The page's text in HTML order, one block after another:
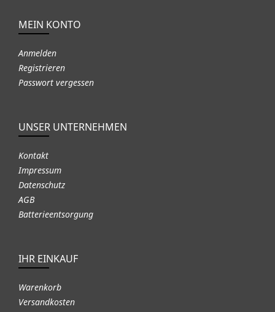
MEIN KONTO
Anmelden
Registrieren
Passwort vergessen
UNSER UNTERNEHMEN
Kontakt
Impressum
Datenschutz
AGB
Batterieentsorgung
IHR EINKAUF
Warenkorb
Versandkosten